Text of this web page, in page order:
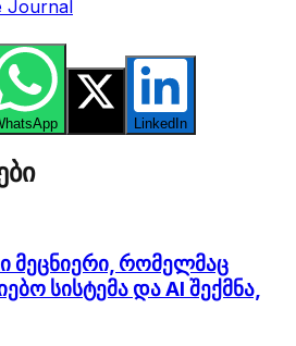
Journal
LinkedIn
მეცნიერი, რომელმაც
სისტემა და AI შექმნა,